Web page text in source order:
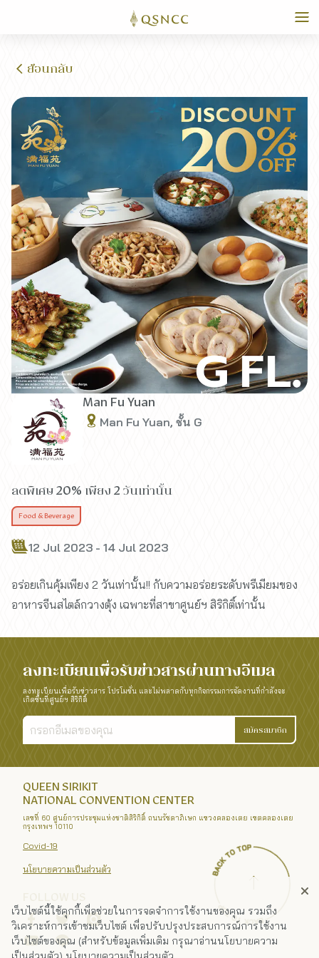
ย้อนกลับ
Man Fu Yuan
Man Fu Yuan, ชั้น G
ลดพิเศษ 20% เพียง 2 วันเท่านั้น
Food & Beverage
12 Jul 2023 - 14 Jul 2023
อร่อยเกินคุ้มเพียง 2 วันเท่านั้น!! กับความอร่อยระดับพรีเมียมของ
อาหารจีนสไตล์กวางตุ้ง เฉพาะที่สาขาศูนย์ฯ สิริกิติ์เท่านั้น
ลงทะเบียนเพื่อรับข่าวสารผ่านทางอีเมล
ลงทะเบียนเพื่อรับข่าวสาร โปรโมชั่น และไม่พลาดกับทุกกิจกรรมการจัดงานที่กำลังจะ
เกิดขึ้นที่ศูนย์ฯ สิริกิติ์
สมัครสมาชิก
QUEEN SIRIKIT
NATIONAL CONVENTION CENTER
เลขที่ 60 ศูนย์การประชุมแห่งชาติสิริกิติ์ ถนนรัชดาภิเษก แขวงคลองเตย เขตคลองเตย
กรุงเทพฯ 10110
Covid-19
นโยบายความเป็นส่วนตัว
เว็บไซต์นี้ใช้คุกกี้เพื่อช่วยในการจดจำการใช้งานของคุณ รวมถึง
วิเคราะห์การเข้าชมเว็บไซต์ เพื่อปรับปรุงประสบการณ์การใช้งาน
เว็บไซต์ของคุณ (สำหรับข้อมูลเพิ่มเติม กรุณาอ่านนโยบายความ